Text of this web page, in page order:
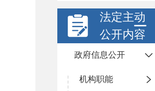
法定主动
公开内容
政府信息公开
机构职能